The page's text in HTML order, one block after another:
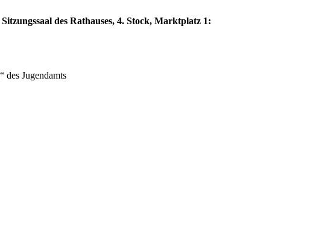
des Rathauses, 4. Stock, Marktplatz 1:
des Jugendamts